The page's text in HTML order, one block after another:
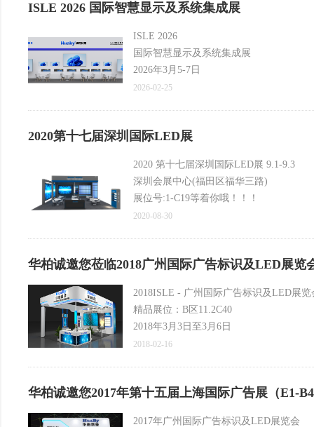
ISLE 2026 国际智慧显示及系统集成展
ISLE 2026
国际智慧显示及系统集成展
2026年3月5-7日
中国·深圳国际会展中心(宝安馆)
2026-02-25
2020第十七届深圳国际LED展
2020 第十七届深圳国际LED展 9.1-9.3
深圳会展中心(福田区福华三路)
展位号:1-C19等着你哦！！！
2020 LED China 2020 Exhibition
2020-08-30
华柏诚邀您莅临2018广州国际广告标识及LED展览
2018ISLE - 广州国际广告标识及LED展览
精品展位：B区11.2C40
2018年3月3日至3月6日
中国·广州琶洲展览馆
2018-02-16
华柏诚邀您2017年第十五届上海国际广告展（E1-
2017年广州国际广告标识及LED展览会